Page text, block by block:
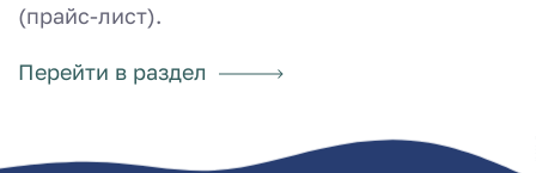
(прайс-лист).
Перейти в раздел